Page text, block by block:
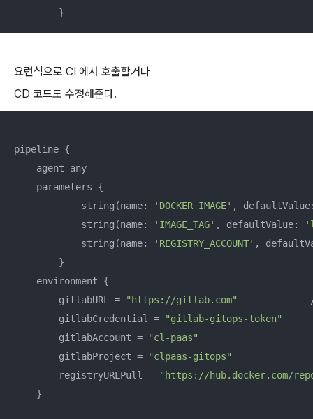
        }
요런식으로 CI 에서 호출할거다
CD 코드도 수정해준다.
pipeline {
    agent any
    parameters {
            string(name:
'DOCKER_IMAGE' ,
            string(name:
'IMAGE_TAG' , defaultValue:
            string(name:
'REGISTRY_ACCOUNT' ,
        }
    environment {
        gitlabURL =
"https://gitlab.com"
        gitlabCredential =
"gitlab-gitops-token"
        gitlabAccount =
"cl-paas"
        gitlabProject =
"clpaas-gitops"
        registryURLPull =
"https://hub.docker.com/
    }